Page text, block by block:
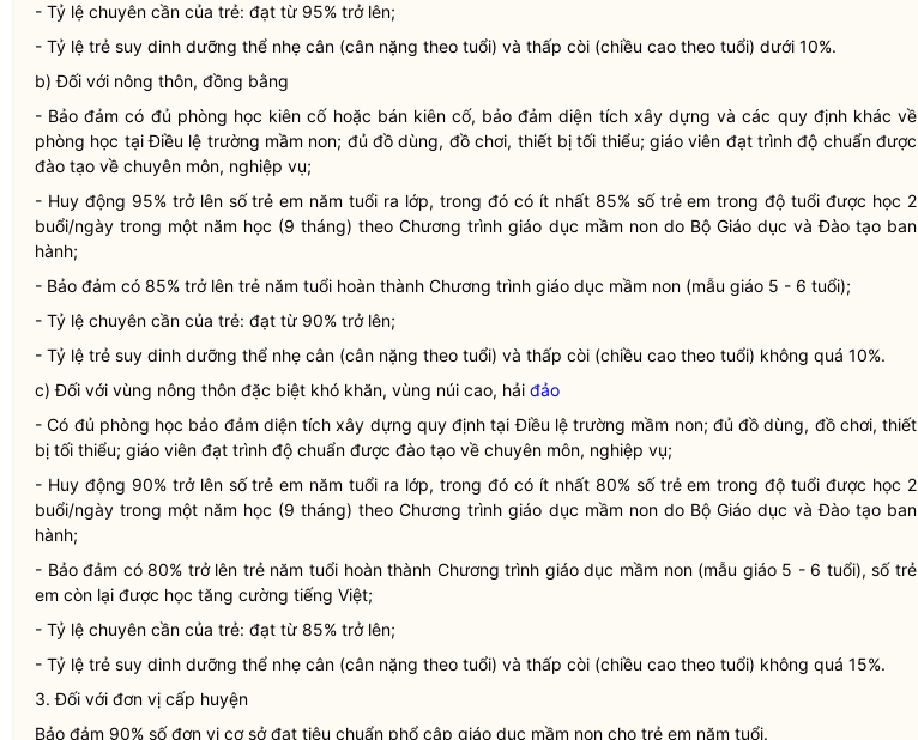
- Tỷ lệ chuyên cần của trẻ: đạt từ 95% trở lên;
- Tỷ lệ trẻ suy dinh dưỡng thể nhẹ cân (cân nặng theo tuổi) và thấp còi (chiều cao theo tuổi) dưới 10%.
b) Đối với nông thôn, đồng bằng
- Bảo đảm có đủ phòng học kiên cố hoặc bán kiên cố, bảo đảm diện tích xây dựng và các quy định khác về
phòng học tạiĐiều lệ trường mầm non; đủ đồ dùng, đồ chơi, thiết bị tối thiểu; giáo viên đạt trình độ chuẩn được
đào tạo về chuyên môn, nghiệp vụ;
- Huy động 95% trở lên số trẻ em năm tuổi ra lớp, trong đó có ít nhất 85% số trẻ em trong độ tuổi được học 2
buổi/ngày trong một năm học (9 tháng) theo Chương trình giáo dục mầm non do Bộ Giáo dục và Đào tạo ban
hành;
- Bảo đảm có 85% trở lên trẻ năm tuổi hoàn thành Chương trình giáo dục mầm non (mẫu giáo 5 - 6 tuổi);
- Tỷ lệ chuyên cần của trẻ: đạt từ 90% trở lên;
- Tỷ lệ trẻ suy dinh dưỡng thể nhẹ cân (cân nặng theo tuổi) và thấp còi (chiều cao theo tuổi) không quá 10%.
c) Đối với vùng nông thôn đặc biệt khó khăn, vùng núi cao, hải đảo
- Có đủ phòng học bảo đảm diện tích xây dựng quy định tạiĐiều lệtrường mầm non; đủ đồ dùng, đồ chơi, thiết
bị tối thiểu; giáo viên đạt trình độ chuẩn được đào tạo về chuyên môn, nghiệp vụ;
- Huy động 90% trở lên số trẻ em năm tuổi ra lớp, trong đó có ít nhất 80% số trẻ em trong độ tuổi được học 2
buổi/ngày trong một năm học (9 tháng) theo Chương trình giáo dục mầm non do Bộ Giáo dục và Đào tạo ban
hành;
- Bảo đảm có 80% trở lên trẻ năm tuổi hoàn thành Chương trình giáo dục mầm non (mẫu giáo 5 - 6 tuổi), số trẻ
em còn lại được học tăng cường tiếng Việt;
- Tỷ lệ chuyên cần của trẻ: đạt từ 85% trở lên;
- Tỷ lệ trẻ suy dinh dưỡng thể nhẹ cân (cân nặng theo tuổi) và thấp còi (chiều cao theo tuổi) không quá 15%.
3. Đối với đơn vị cấp huyện
Bảo đảm 90% số đơn vị cơ sở đạt tiêu chuẩn phổ cập giáo dục mầm non cho trẻ em năm tuổi.